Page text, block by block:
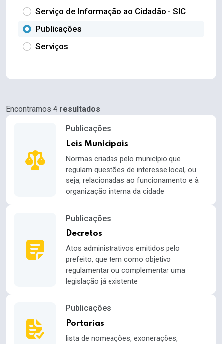
Serviço de Informação ao Cidadão - SIC
Publicações
Serviços
Encontramos 4 resultados
Publicações
Leis Municipais
Normas criadas pelo município que
regulam questões de interesse local, ou
seja, relacionadas ao funcionamento e à
organização interna da cidade
Publicações
Decretos
Atos administrativos emitidos pelo
prefeito, que tem como objetivo
regulamentar ou complementar uma
legislação já existente
Publicações
Portarias
lista de nomeações, exonerações,